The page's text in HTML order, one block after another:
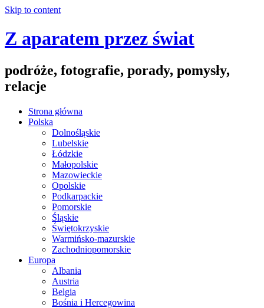
Skip to content
Z aparatem przez świat
podróże, fotografie, porady, pomysły,
relacje
Strona główna
Polska
Dolnośląskie
Lubelskie
Łódzkie
Małopolskie
Mazowieckie
Opolskie
Podkarpackie
Pomorskie
Śląskie
Świętokrzyskie
Warmińsko-mazurskie
Zachodniopomorskie
Europa
Albania
Austria
Belgia
Bośnia i Hercegowina